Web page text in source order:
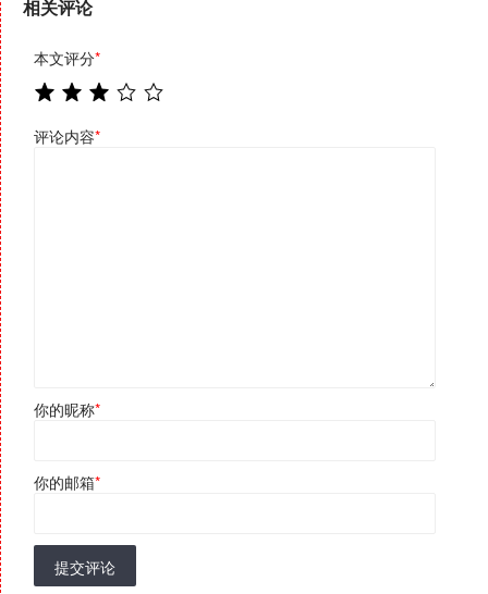
相关评论
本文评分*
评论内容*
你的昵称*
你的邮箱*
提交评论